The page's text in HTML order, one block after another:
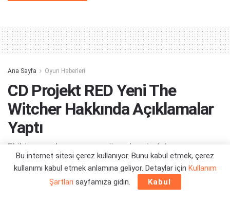
Ana Sayfa Oyun Haberleri
CD Projekt RED Yeni The
Witcher Hakkında Açıklamalar
Yaptı
Ekibin neredeyse yarısı güncel projede!
29/11/2023 13:58
Bu internet sitesi çerez kullanıyor. Bunu kabul etmek, çerez
kullanımı kabul etmek anlamına geliyor. Detaylar için Kullanım
Şartları sayfamıza gidin. Kabul